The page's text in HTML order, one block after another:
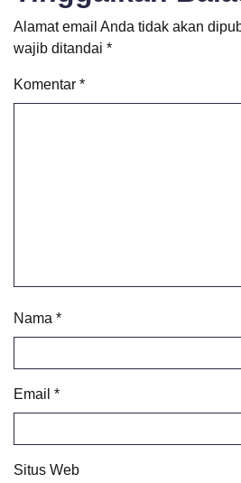
Alamat email Anda tidak akan
wajib ditandai *
Komentar *
Nama *
Email *
Situs Web